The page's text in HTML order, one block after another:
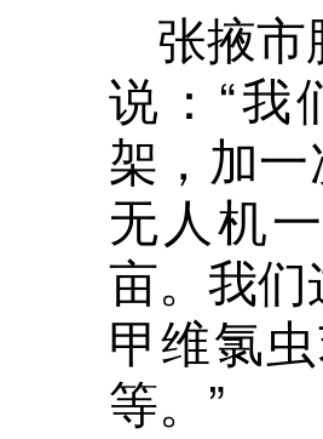
张掖
说：“我
架，加
无人机
亩。我
甲维氯
等。”